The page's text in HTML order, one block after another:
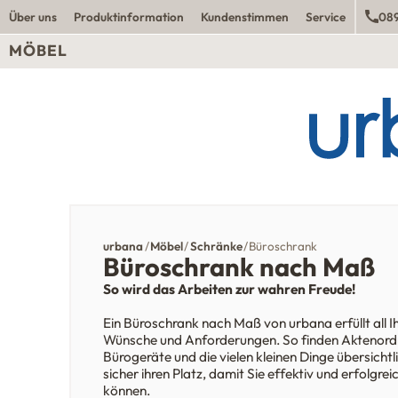
Über uns Produktinformation Kundenstimmen Service
MÖBEL
urbana Möbel Schränke Büroschrank
Büroschrank nach Maß
So wird das Arbeiten zur wahren Freude!
Ein Büroschrank nach Maß von urbana erfüllt all
Wünsche und Anforderungen. So finden
Bürogeräte und die vielen kleinen Dinge
sicher ihren Platz, damit Sie effektiv und
können.